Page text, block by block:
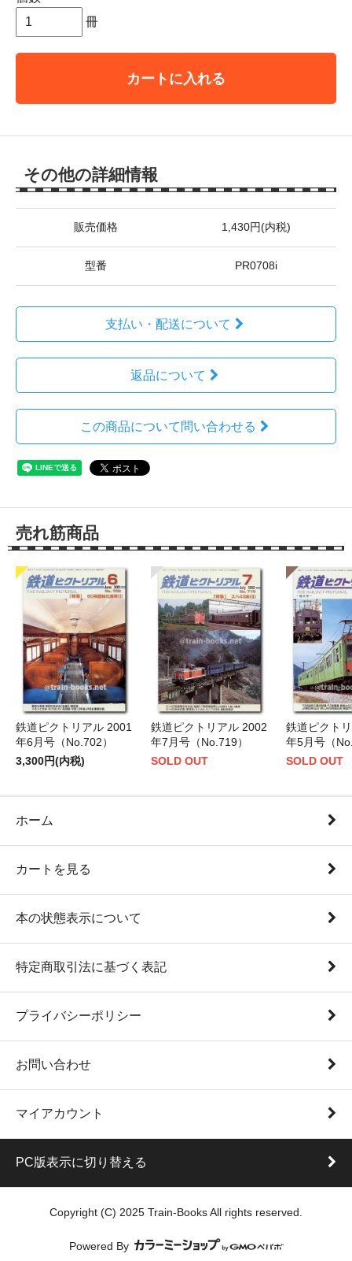
冊
カートに入れる
その他の詳細情報
販売価格 1,430円(内税)
型番 PR0708i
支払い・配送について
返品について
この商品について問い合わせる
売れ筋商品
鉄道ピクトリアル 2001
年6月号（No.702）
3,300円(内税)
鉄道ピクトリアル 2002
年7月号（No.719）
SOLD OUT
鉄道ピクト
年5月号（
SOLD OUT
ホーム
カートを見る
本の状態表示について
特定商取引法に基づく表記
プライバシーポリシー
お問い合わせ
マイアカウント
PC版表示に切り替える
Copyright (C) 2025 Train-Books All rights reserved.
Powered By